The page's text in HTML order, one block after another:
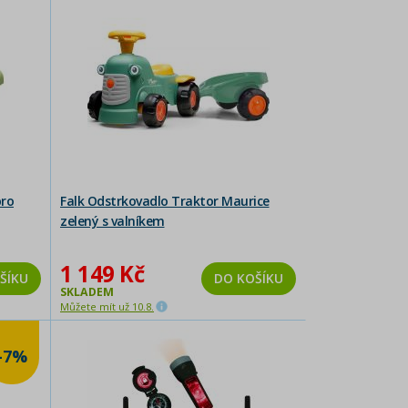
Falk Odstrkovadlo Traktor Maurice
zelený s valníkem
1 149 Kč
SKLADEM
Můžete mít už 10.8.
DO KOŠÍKU